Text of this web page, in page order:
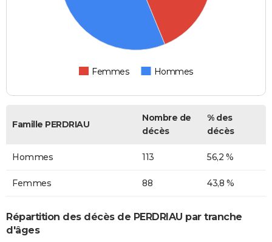
Femmes Hommes
Famille PERDRIAU
Nombre de
décès
% des
décès
Hommes 113 56,2 %
Femmes 88 43,8 %
Répartition des décès de PERDRIAU par tranche
d'âges